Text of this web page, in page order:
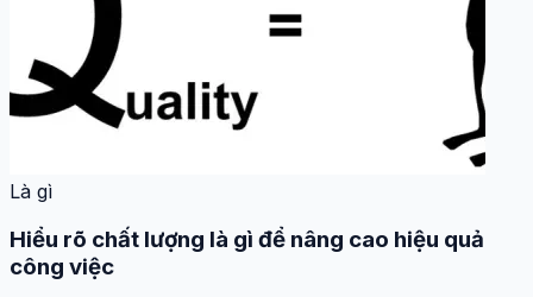
Là gì
Hiểu rõ chất lượng là gì để nâng cao hiệu quả
công việc